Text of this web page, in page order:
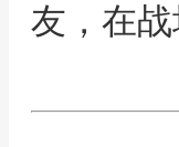
友，在